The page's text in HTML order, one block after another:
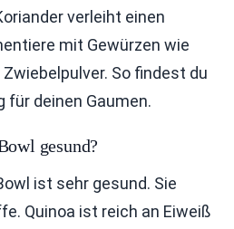
verleiht einen
mit Gewürzen wie
So findest du
für deinen Gaumen.
gesund?
ist sehr gesund. Sie
Quinoa ist reich an Eiweiß